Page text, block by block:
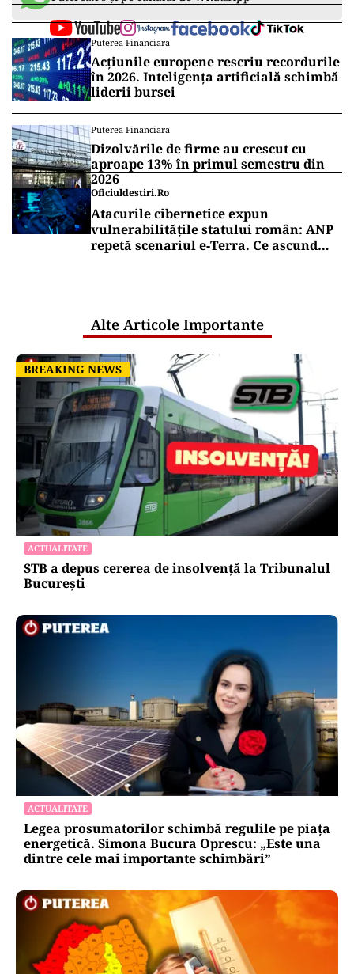
Puterea Financiara
Acțiunile europene rescriu recordurile
în 2026. Inteligența artificială schimbă
liderii bursei
Puterea Financiara
Dizolvările de firme au crescut cu
aproape 13% în primul semestru din
2026
Oficiuldestiri.ro
Atacurile cibernetice expun
vulnerabilitățile statului român: ANP
repetă scenariul e‑Terra. Ce ascund
Alte Articole Importante
BREAKING NEWS
BREAKING NEWS
ACTUALITATE
STB a depus cererea de insolvență la Tribunalul
București
ACTUALITATE
Legea prosumatorilor schimbă regulile pe piața
energetică. Simona Bucura Oprescu: „Este una
dintre cele mai importante schimbări”